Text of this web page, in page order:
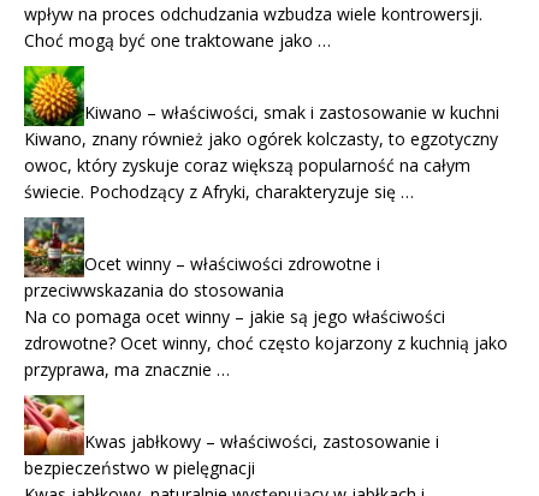
wpływ na proces odchudzania wzbudza wiele kontrowersji.
Choć mogą być one traktowane jako …
Kiwano – właściwości, smak i zastosowanie w kuchni
Kiwano, znany również jako ogórek kolczasty, to egzotyczny
owoc, który zyskuje coraz większą popularność na całym
świecie. Pochodzący z Afryki, charakteryzuje się …
Ocet winny – właściwości zdrowotne i
przeciwwskazania do stosowania
Na co pomaga ocet winny – jakie są jego właściwości
zdrowotne? Ocet winny, choć często kojarzony z kuchnią jako
przyprawa, ma znacznie …
Kwas jabłkowy – właściwości, zastosowanie i
bezpieczeństwo w pielęgnacji